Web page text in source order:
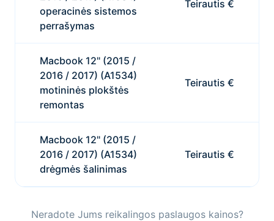
operacinės sistemos
perrašymas
Teirautis €
Macbook 12" (2015 /
2016 / 2017) (A1534)
motininės plokštės
remontas
Teirautis €
Macbook 12" (2015 /
2016 / 2017) (A1534)
drėgmės šalinimas
Teirautis €
Neradote Jums reikalingos paslaugos kainos?